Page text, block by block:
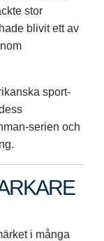
stor
blivit ett av
sport-
serien och
i många